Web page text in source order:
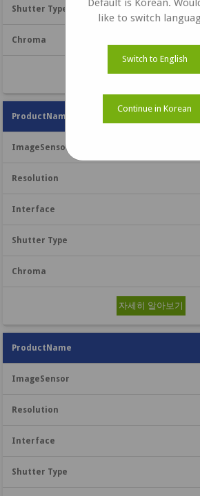
자세히 알아보기
자세히 알아보기
Default is Korean.
like to switch
Switch to English
Continue in Korean